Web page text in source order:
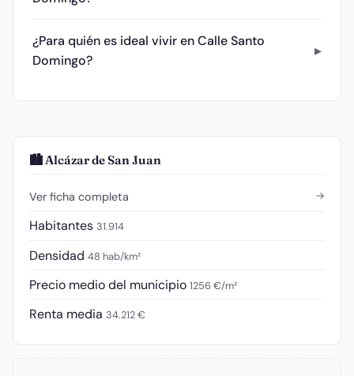
¿Para quién es ideal vivir en Calle Santo
Domingo?
🏙️ Alcázar de San Juan
Ver ficha completa →
Habitantes 31.914
Densidad 48 hab/km²
Precio medio del municipio 1256 €/m²
Renta media 34.212 €